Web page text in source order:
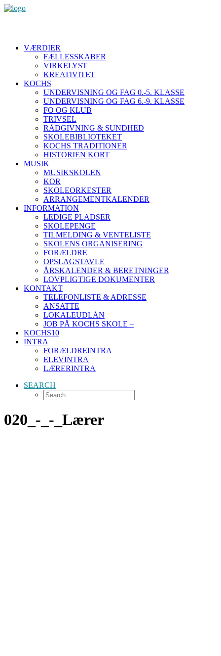
VÆRDIER
FÆLLESSKABER
VIRKELYST
KREATIVITET
KOCHS
UNDERVISNING OG FAG 0.-5. KLASSE
UNDERVISNING OG FAG 6.-9. KLASSE
FO OG KLUB
TRIVSEL
RÅDGIVNING & SUNDHED
SKOLEBIBLIOTEKET
KOCHS TRADITIONER
HISTORIEN KORT
MUSIK
MUSIKSKOLEN
KOR
SKOLEORKESTER
ARRANGEMENTKALENDER
INFORMATION
LEDIGE PLADSER
SKOLEPENGE
TILMELDING & VENTELISTE
SKOLENS ORGANISERING
FORÆLDRE
OPSLAGSTAVLE
ÅRSKALENDER & BERETNINGER
LOVPLIGTIGE DOKUMENTER
KONTAKT
TELEFONLISTE & ADRESSE
ANSATTE
LOKALEUDLÅN
JOB PÅ KOCHS SKOLE –
KOCHS10
INTRA
FORÆLDREINTRA
ELEVINTRA
LÆRERINTRA
SEARCH
020_-_-_Lærer